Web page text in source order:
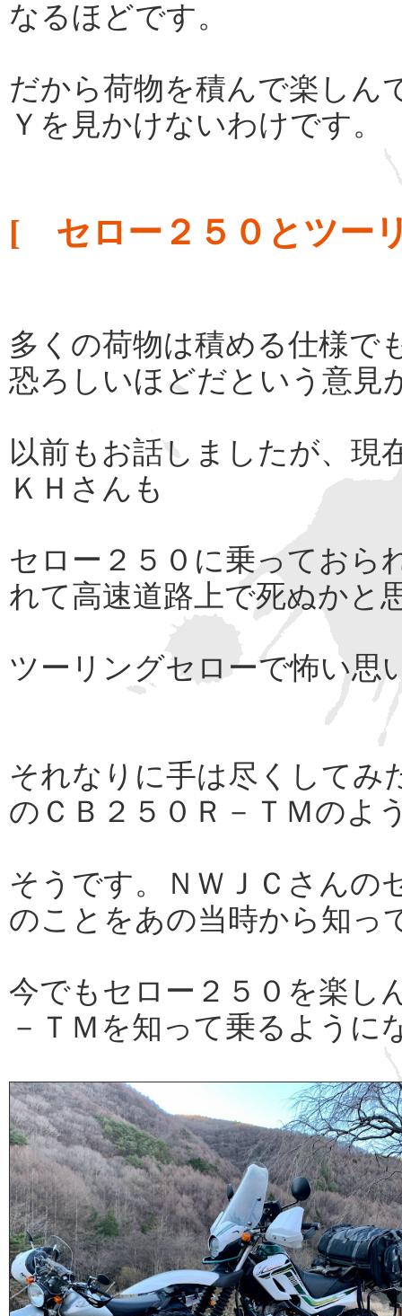
なるほどです。
だから荷物を積んで楽しん
Ｙを見かけないわけです。
[ セロー２５０とツー
多くの荷物は積める仕様で
恐ろしいほどだという意見
以前もお話しましたが、現
ＫＨさんも
セロー２５０に乗っておら
れて高速道路上で死ぬかと
ツーリングセローで怖い思
それなりに手は尽くしてみ
のＣＢ２５０Ｒ－ＴＭのよ
そうです。ＮＷＪＣさんの
のことをあの当時から知っ
今でもセロー２５０を楽し
－ＴＭを知って乗るよう